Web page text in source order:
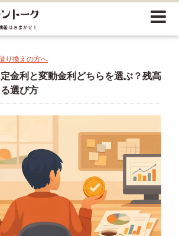
り換えの方へ
金利と変動金利どちらを選ぶ？残高
選び方